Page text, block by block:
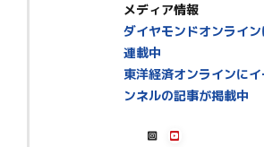
メディア情報
ダイヤモンドオンライ
連載中
東洋経済オンラインに
ンネルの記事が掲載中